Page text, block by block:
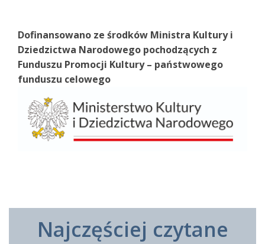
Dofinansowano ze środków Ministra Kultury i
Dziedzictwa Narodowego pochodzących z
Funduszu Promocji Kultury – państwowego
funduszu celowego
Najczęściej czytane